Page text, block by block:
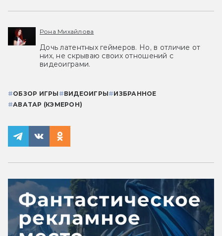
Рона Михайлова
Дочь латентных геймеров. Но, в отличие от
них, не скрываю своих отношений с
видеоиграми.
#ОБЗОР ИГРЫ #ВИДЕОИГРЫ#ИЗБРАННОЕ
#АВАТАР (КЭМЕРОН)